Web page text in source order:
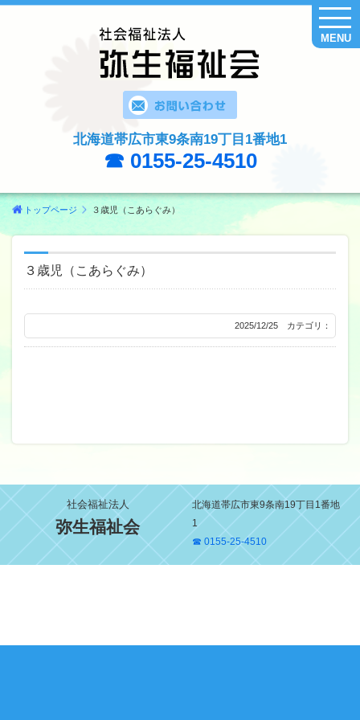
北海道帯広市東9条南19丁目1番地1
☎ 0155-25-4510
MENU
トップページ ３歳児（こあらぐみ）
３歳児（こあらぐみ）
2025/12/25 カテゴリ：
社会福祉法人
弥生福祉会
北海道帯広市東9条南19丁目1番地
1
☎ 0155-25-4510